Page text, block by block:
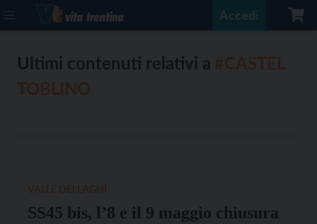
Accedi
Ultimi contenuti relativi a
SS45 bis, l’8 e il 9 maggio chiusura